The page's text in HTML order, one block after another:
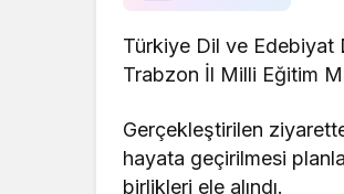
Türkiye Dil ve Edebiyat
Trabzon İl Milli Eğitim
Gerçekleştirilen
hayata geçirilmesi
birlikleri ele alındı.